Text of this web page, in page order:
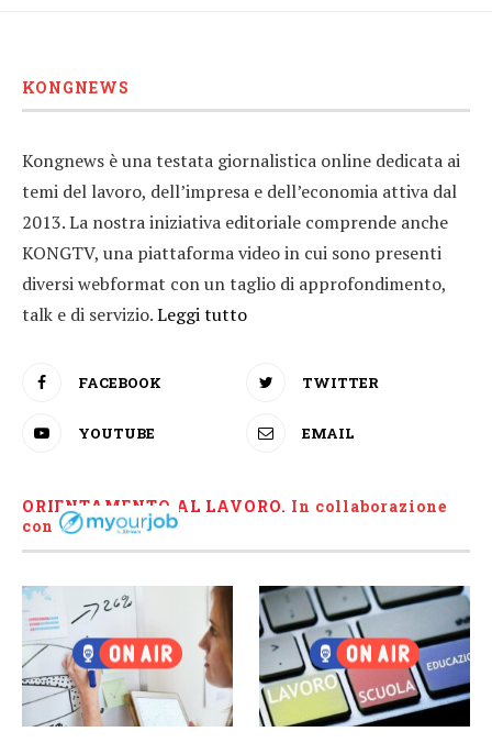
KONGNEWS
Kongnews è una testata giornalistica online dedicata ai
temi del lavoro, dell’impresa e dell’economia attiva dal
2013. La nostra iniziativa editoriale comprende anche
KONGTV, una piattaforma video in cui sono presenti
diversi webformat con un taglio di approfondimento,
talk e di servizio.Leggi tutto
FACEBOOK TWITTER
YOUTUBE EMAIL
ORIENTAMENTO AL LAVORO. In collaborazione
con